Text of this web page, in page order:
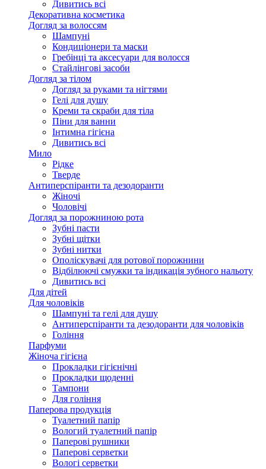
Дивитись всі
Декоративна косметика
Догляд за волоссям
Шампуні
Кондиціонери та маски
Гребінці та аксесуари для волосся
Стайлінгові засоби
Догляд за тілом
Догляд за руками та нігтями
Гелі для душу
Креми та скраби для тіла
Піни для ванни
Інтимна гігієна
Дивитись всі
Мило
Рідке
Тверде
Антиперспіранти та дезодоранти
Жіночі
Чоловічі
Догляд за порожниною рота
Зубні пасти
Зубні щітки
Зубні нитки
Ополіскувачі для ротової порожнини
Відбілюючі смужки та індикація зубного нальоту
Дивитись всі
Для дітей
Для чоловіків
Шампуні та гелі для душу
Антиперспіранти та дезодоранти для чоловіків
Гоління
Парфуми
Жіноча гігієна
Прокладки гігієнічні
Прокладки щоденні
Тампони
Для гоління
Паперова продукція
Туалетний папір
Вологий туалетний папір
Паперові рушники
Паперові серветки
Вологі серветки